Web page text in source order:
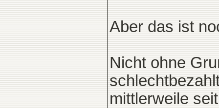
Aber das ist
Nicht ohne
mittlerweile